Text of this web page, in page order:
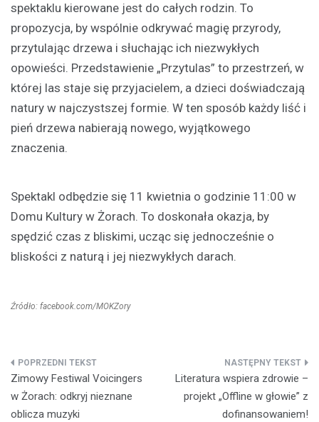
spektaklu kierowane jest do całych rodzin. To
propozycja, by wspólnie odkrywać magię przyrody,
przytulając drzewa i słuchając ich niezwykłych
opowieści. Przedstawienie „Przytulas” to przestrzeń, w
której las staje się przyjacielem, a dzieci doświadczają
natury w najczystszej formie. W ten sposób każdy liść i
pień drzewa nabierają nowego, wyjątkowego
znaczenia.
Spektakl odbędzie się 11 kwietnia o godzinie 11:00 w
Domu Kultury w Żorach. To doskonała okazja, by
spędzić czas z bliskimi, ucząc się jednocześnie o
bliskości z naturą i jej niezwykłych darach.
Źródło: facebook.com/MOKZory
Nawigacja
wpisu
Zimowy Festiwal Voicingers
w Żorach: odkryj nieznane
oblicza muzyki
Literatura wspiera zdrowie –
projekt „Offline w głowie” z
dofinansowaniem!